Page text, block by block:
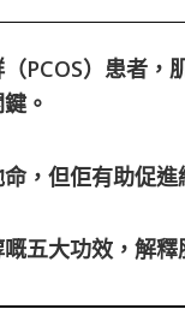
PCOS）患者
。
，但佢有助促
五大功效，解